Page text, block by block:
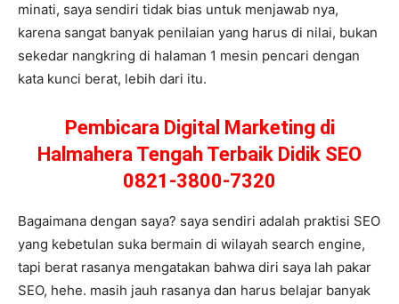
minati, saya sendiri tidak bias untuk menjawab nya,
karena sangat banyak penilaian yang harus di nilai, bukan
sekedar nangkring di halaman 1 mesin pencari dengan
kata kunci berat, lebih dari itu.
Pembicara Digital Marketing di
Halmahera Tengah Terbaik Didik SEO
0821-3800-7320
Bagaimana dengan saya? saya sendiri adalah praktisi SEO
yang kebetulan suka bermain di wilayah search engine,
tapi berat rasanya mengatakan bahwa diri saya lah pakar
SEO, hehe. masih jauh rasanya dan harus belajar banyak